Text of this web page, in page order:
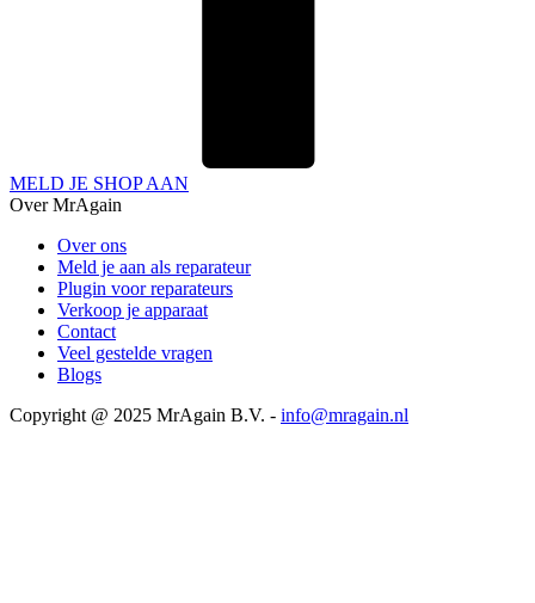
MELD JE SHOP AAN
Over MrAgain
Over ons
Meld je aan als reparateur
Plugin voor reparateurs
Verkoop je apparaat
Contact
Veel gestelde vragen
Blogs
Copyright @ 2025 MrAgain B.V. - info@mragain.nl